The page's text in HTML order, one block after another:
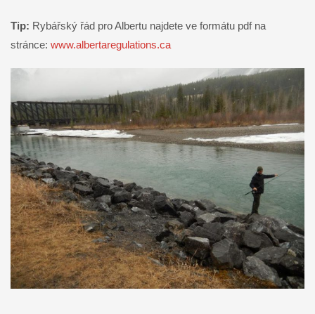
Tip: Rybářský řád pro Albertu najdete ve formátu pdf na
stránce: www.albertaregulations.ca